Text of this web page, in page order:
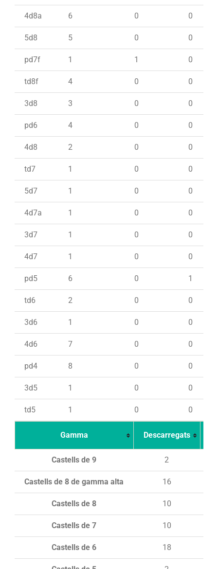
4d8a 6 0 0
5d8 5 0 0
pd7f 1 1 0
td8f 4 0 0
3d8 3 0 0
pd6 4 0 0
4d8 2 0 0
td7 1 0 0
5d7 1 0 0
4d7a 1 0 0
3d7 1 0 0
4d7 1 0 0
pd5 6 0 1
td6 2 0 0
3d6 1 0 0
4d6 7 0 0
pd4 8 0 0
3d5 1 0 0
td5 1 0 0
Gamma Descarregats
Castells de 9 2
Castells de 8 de gamma alta 16
Castells de 8 10
Castells de 7 10
Castells de 6 18